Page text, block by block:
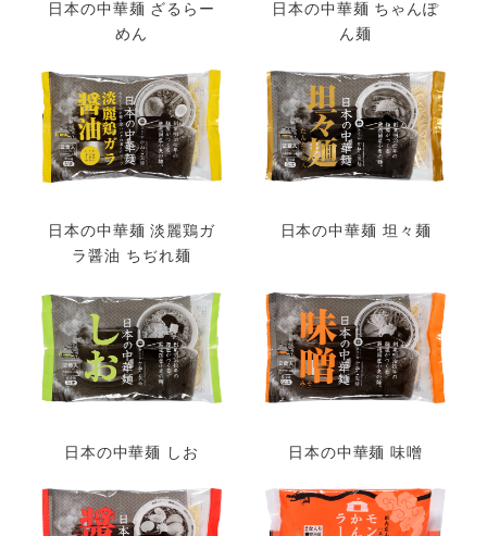
日本の中華麺 ざるらー
めん
日本の中華麺 ちゃんぽ
ん麺
日本の中華麺 淡麗鶏ガ
ラ醤油 ちぢれ麺
日本の中華麺 坦々麺
日本の中華麺 しお 日本の中華麺 味噌